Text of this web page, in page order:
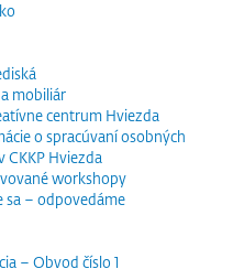
mobiliár
centrum Hviezda
o spracúvaní osobných
CKKP Hviezda
workshopy
sa – odpovedáme
– Obvod číslo 1